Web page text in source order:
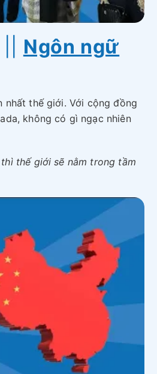
Ngôn ngữ
nhất thế giới. Với cộng đồng
không có gì ngạc nhiên
thế giới sẽ nằm trong tầm